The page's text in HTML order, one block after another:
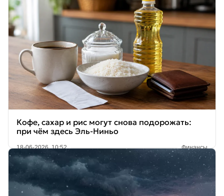
Кофе, сахар и рис могут снова подорожать:
при чём здесь Эль-Ниньо
18-06-2026, 10:52 Финансы